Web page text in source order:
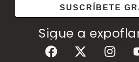
SUSCRÍBETE
Sigue a